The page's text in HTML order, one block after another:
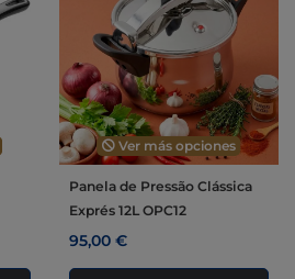
Ver más opciones
Panela de Pressão Clássica
Exprés 12L OPC12
95,00 €